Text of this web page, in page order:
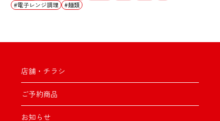
電子レンジ調理
麺類
店舗・チラシ
ご予約商品
お知らせ